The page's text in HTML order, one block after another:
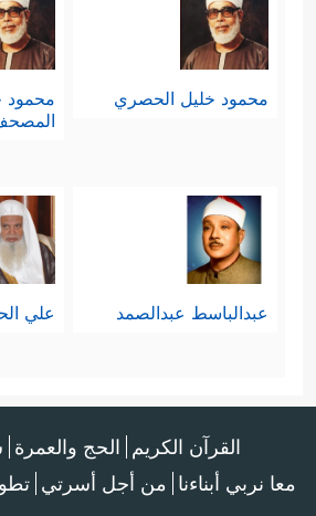
محمود خليل الحصري
محمود
عبدالباسط عبدالصمد علي
القرآن الكريم الحج والعمرة
معا نربي أبناءنا من أجل أسرتي